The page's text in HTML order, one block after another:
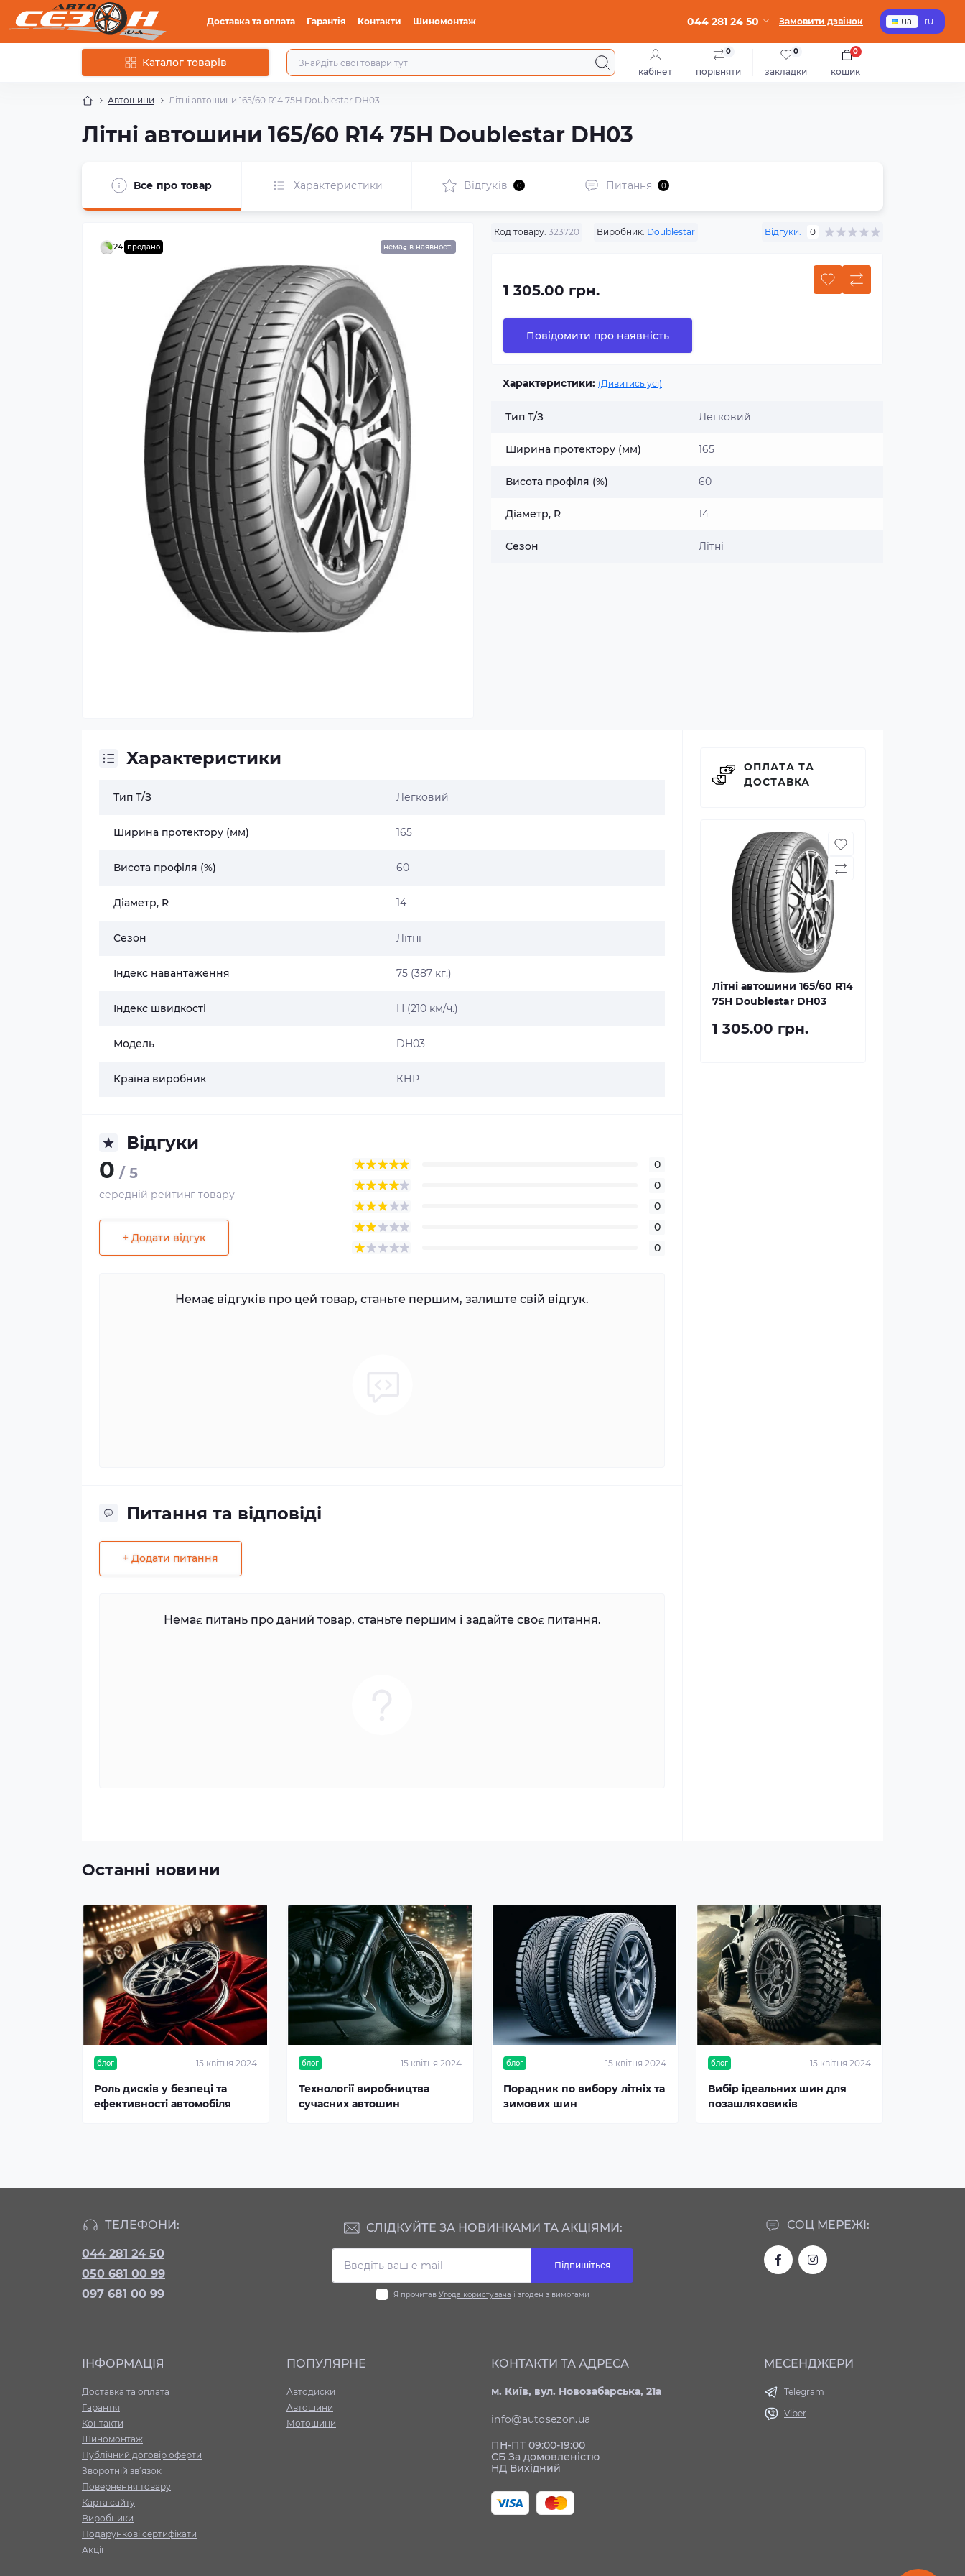
Доставка та оплата Гарантія Контакти Шиномонтаж 044 281 24 50 Замовити дзвінок ua ru
Каталог товарів
кабінет порівняти
0
закладки
0
кошик
0
Автошини Літні автошини 165/60 R14 75H Doublestar DH03
Літні автошини 165/60 R14 75H Doublestar DH03
Все про товар Характеристики Відгуків 0 Питання 0
24 продано немає в наявності
Код товару: 323720 Виробник: Doublestar Відгуки: 0
1 305.00 грн.
Повідомити про наявність
Характеристики: (Дивитись усі)
Тип Т/З Легковий
Ширина протектору (мм) 165
Висота профіля (%) 60
Діаметр, R 14
Сезон Літні
Характеристики
Тип Т/З Легковий
Ширина протектору (мм) 165
Висота профіля (%) 60
Діаметр, R 14
Сезон Літні
Індекс навантаження 75 (387 кг.)
Індекс швидкості H (210 км/ч.)
Модель DH03
Країна виробник КНР
Відгуки
0 / 5
середній рейтинг товару
+ Додати відгук
0
0
0
0
0
Немає відгуків про цей товар, станьте першим, залиште свій відгук.
Питання та відповіді
+ Додати питання
Немає питань про даний товар, станьте першим і задайте своє питання.
ОПЛАТА ТА
ДОСТАВКА
Літні автошини 165/60 R14
75H Doublestar DH03
1 305.00 грн.
Останні новини
блог 15 квітня 2024
Роль дисків у безпеці та
ефективності автомобіля
блог 15 квітня 2024
Технології виробництва
сучасних автошин
блог 15 квітня 2024
Порадник по вибору літніх та
зимових шин
блог 15 квітня 2024
Вибір ідеальних шин для
позашляховиків
ТЕЛЕФОНИ:
044 281 24 50
050 681 00 99
097 681 00 99
СОЦ МЕРЕЖІ:
СЛІДКУЙТЕ ЗА НОВИНКАМИ ТА АКЦІЯМИ:
Підпишіться
Я прочитав Угода користувача і згоден з вимогами
ІНФОРМАЦІЯ
Доставка та оплата
Гарантія
Контакти
Шиномонтаж
Публічний договір оферти
Зворотній зв’язок
Повернення товару
Карта сайту
Виробники
Подарункові сертифікати
Акції
ПОПУЛЯРНЕ
Автодиски
Автошини
Мотошини
КОНТАКТИ ТА АДРЕСА
м. Київ, вул. Новозабарська, 21а
info@autosezon.ua
ПН-ПТ 09:00-19:00
СБ За домовленістю
НД Вихідний
МЕСЕНДЖЕРИ
Telegram
Viber